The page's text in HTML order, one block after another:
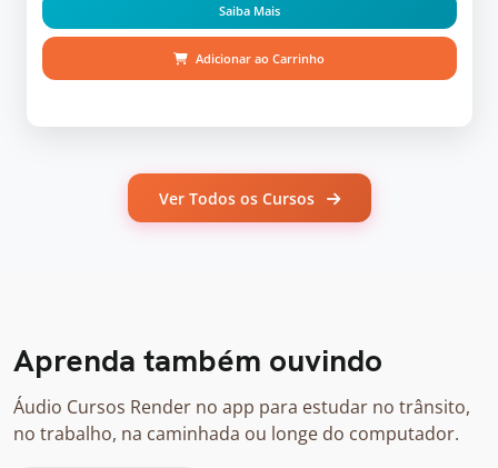
Saiba Mais
Adicionar ao Carrinho
Ver Todos os Cursos
Aprenda também ouvindo
Áudio Cursos Render no app para estudar no trânsito,
no trabalho, na caminhada ou longe do computador.